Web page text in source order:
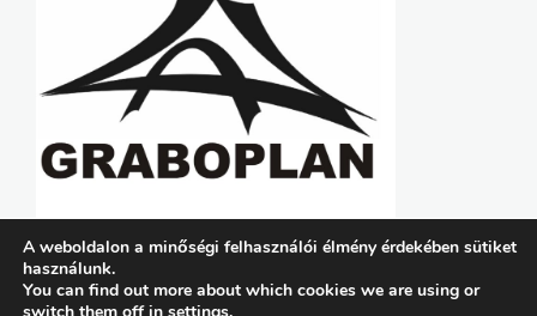
A weboldalon a minőségi felhasználói élmény érdekében sütiket
használunk.
You can find out more about which cookies we are using or